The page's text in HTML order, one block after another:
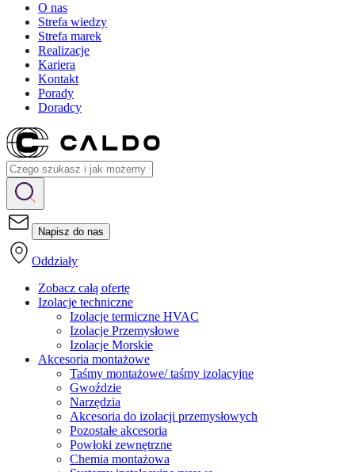
O nas
Strefa wiedzy
Strefa marek
Realizacje
Kariera
Kontakt
Porady
Doradcy
Napisz do nas
Oddziały
Zobacz całą ofertę
Izolacje techniczne
Izolacje termiczne HVAC
Izolacje Przemysłowe
Izolacje Morskie
Akcesoria montażowe
Taśmy montażowe/ taśmy izolacyjne
Gwoździe
Narzędzia
Akcesoria do izolacji przemysłowych
Pozostałe akcesoria
Powłoki zewnętrzne
Chemia montażowa